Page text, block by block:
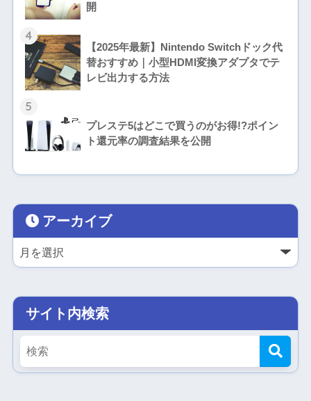
開
4
【2025年最新】Nintendo Switchドック代
替おすすめ｜小型HDMI変換アダプタでテ
レビ出力する方法
5
プレステ5はどこで買うのがお得!?ポイン
ト還元率の調査結果を公開
アーカイブ
サイト内検索